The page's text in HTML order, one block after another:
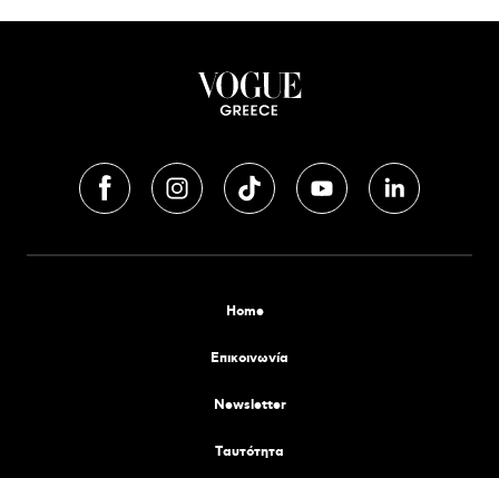
Home
Επικοινωνία
Newsletter
Tαυτότητα